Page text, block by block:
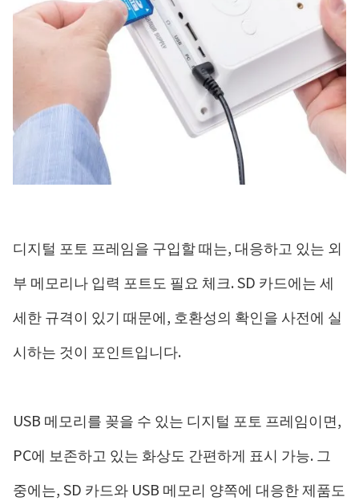
디지털 포토 프레임을 구입할 때는, 대응하고 있는 외
부 메모리나 입력 포트도 필요 체크. SD 카드에는 세
세한 규격이 있기 때문에, 호환성의 확인을 사전에 실
시하는 것이 포인트입니다.
USB 메모리를 꽂을 수 있는 디지털 포토 프레임이면,
PC에 보존하고 있는 화상도 간편하게 표시 가능. 그
중에는, SD 카드와 USB 메모리 양쪽에 대응한 제품도